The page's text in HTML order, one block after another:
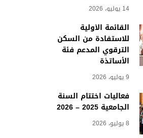
14 يوليو، 2026
القائمة الأولية
للاستفادة من السكن
الترقوي المدعم فئة
الأساتذة
9 يوليو، 2026
فعاليات اختتام السنة
الجامعية 2025 – 2026
8 يوليو، 2026